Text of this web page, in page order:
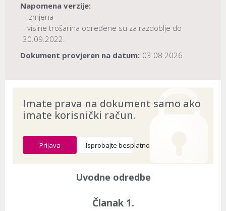
Napomena verzije:
- izmjena
- visine trošarina određene su za razdoblje do
30.09.2022.
Dokument provjeren na datum: 03.08.2026
Imate prava na dokument samo ako
imate korisnički račun.
Prijava Isprobajte besplatno
Uvodne odredbe
Članak 1.